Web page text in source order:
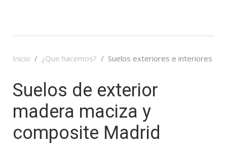
Inicio ¿Que hacemos? Suelos exteriores e interiores
Suelos de exterior
madera maciza y
composite Madrid